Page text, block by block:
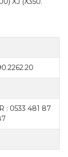
: 0533 481 87